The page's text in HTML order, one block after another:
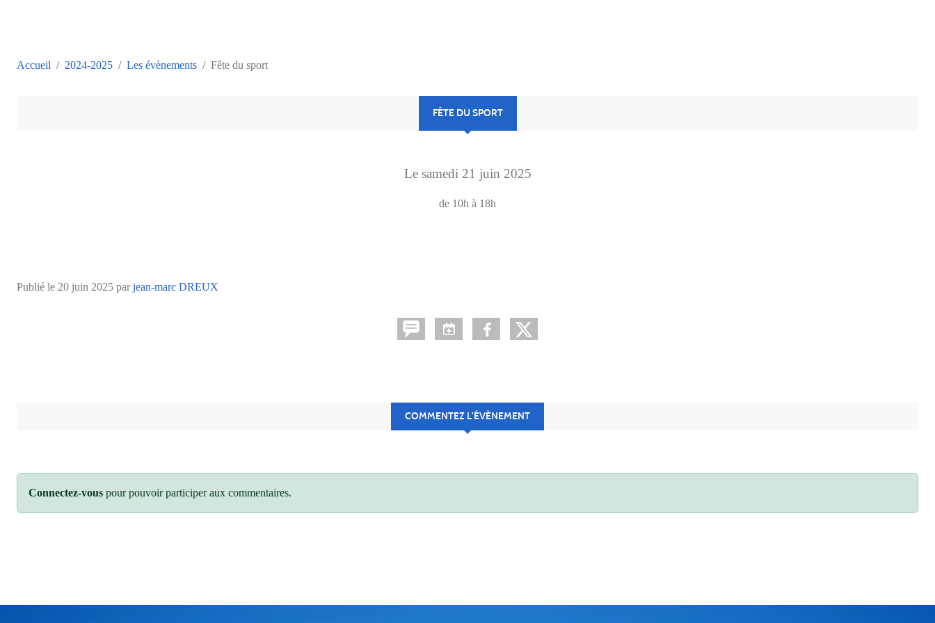
Accueil 2024-2025 Les évènements Fête du sport
FÊTE DU SPORT
Le samedi 21 juin 2025
de 10h à 18h
Publié le 20 juin 2025 parjean-marc DREUX
COMMENTEZ L’ÉVÈNEMENT
Connectez-vous pour pouvoir participer aux commentaires.